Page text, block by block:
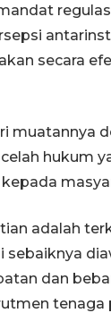
secara
muatannya
hukum
adalah
sebaiknya
dan
tenaga
siaga
09:29